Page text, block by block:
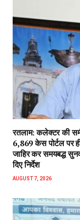
रतलाम: कलेक्टर की
6,869 केस पोर्टल पर
जाहिर कर समयबद्ध
दिए निर्देश
AUGUST 7, 2026